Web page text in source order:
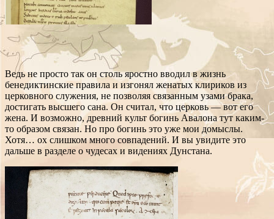
Ведь не просто так он столь яростно вводил в жизнь
бенедиктинские правила и изгонял женатых клириков из
церковного служения, не позволяя связанным узами брака,
достигать высшего сана. Он считал, что церковь — вот его
жена. И возможно, древний культ богинь Авалона тут каким-
то образом связан. Но про богинь это уже мои домыслы.
Хотя… ох слишком много совпадений. И вы увидите это
дальше в разделе о чудесах и видениях Дунстана.